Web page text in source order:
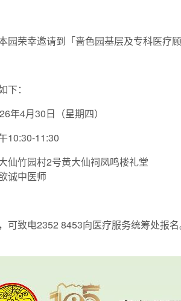
园荣幸邀请到「啬色园基层及专科医疗
下：
年4月30日（星期四）
10:30-11:30
仙竹园村2号黄大仙祠凤鸣楼礼堂
诚中医师
可致电2352 8453向医疗服务统筹处报名